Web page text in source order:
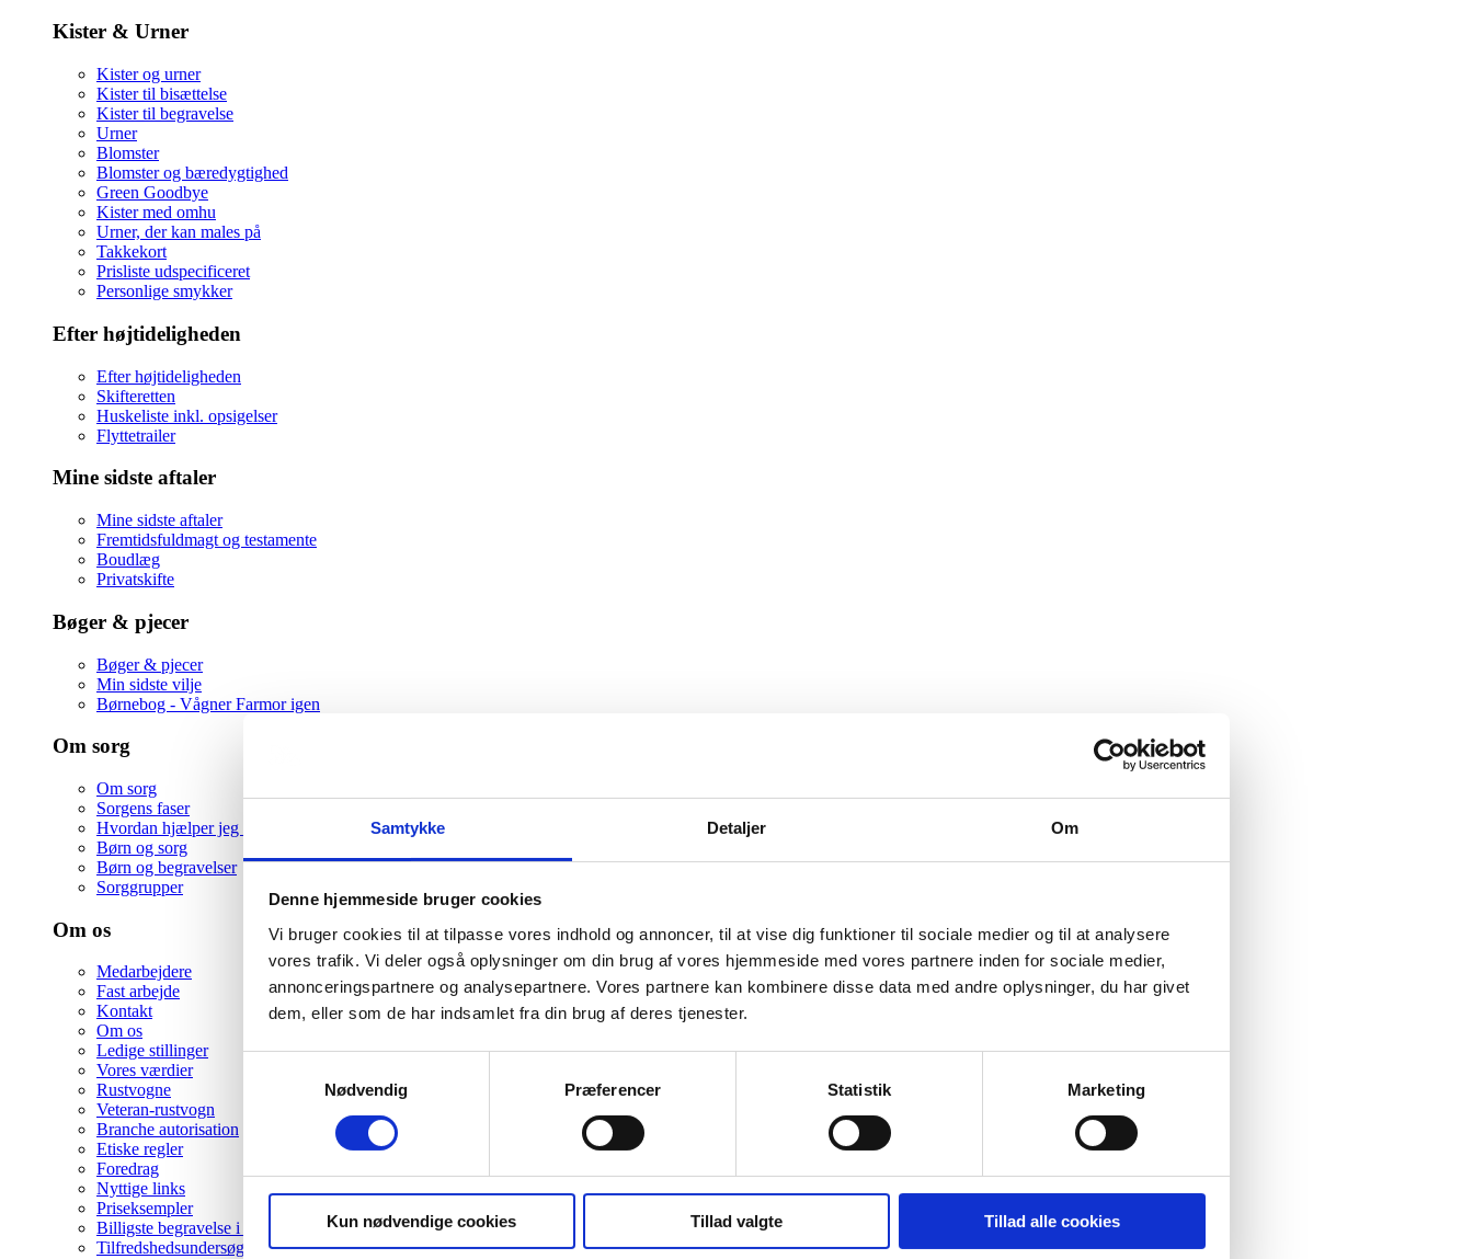
Samtykke Detaljer Om
Denne hjemmeside bruger cookies
Vi bruger cookies til at tilpasse vores indhold og annoncer, til at vise dig funktioner til sociale medier og til at analysere
vores trafik. Vi deler også oplysninger om din brug af vores hjemmeside med vores partnere inden for sociale medier,
annonceringspartnere og analysepartnere. Vores partnere kan kombinere disse data med andre oplysninger, du har givet
dem, eller som de har indsamlet fra din brug af deres tjenester.
Nødvendig
Præferencer Statistik Marketing
Kun nødvendige cookies Tillad valgte Tillad alle cookies
Kister & Urner
Kister og urner
Kister til bisættelse
Kister til begravelse
Urner
Blomster
Blomster og bæredygtighed
Green Goodbye
Kister med omhu
Urner, der kan males på
Takkekort
Prisliste udspecificeret
Personlige smykker
Efter højtideligheden
Efter højtideligheden
Skifteretten
Huskeliste inkl. opsigelser
Flyttetrailer
Mine sidste aftaler
Mine sidste aftaler
Fremtidsfuldmagt og testamente
Boudlæg
Privatskifte
Bøger & pjecer
Bøger & pjecer
Min sidste vilje
Børnebog - Vågner Farmor igen
Om sorg
Om sorg
Sorgens faser
Hvordan hjælper jeg en ven i sorg
Børn og sorg
Børn og begravelser
Sorggrupper
Om os
Medarbejdere
Fast arbejde
Kontakt
Om os
Ledige stillinger
Vores værdier
Rustvogne
Veteran-rustvogn
Branche autorisation
Etiske regler
Foredrag
Nyttige links
Priseksempler
Billigste begravelse i Viborg
Tilfredshedsundersøgelse